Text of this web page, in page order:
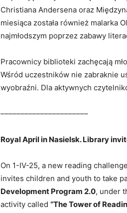
Christiana Andersena oraz
miesiąca została również malarka
najmłodszym poprzez zabawy
Pracownicy biblioteki zachęcają
Wśród uczestników nie zabraknie
wyobraźni. Dla aktywnych
––––––––––––––––––––––
Royal April in Nasielsk. Library
On 1-IV-25, a new reading
invites children and youth to take
Development Program 2.0, under
activity called “The Tower of